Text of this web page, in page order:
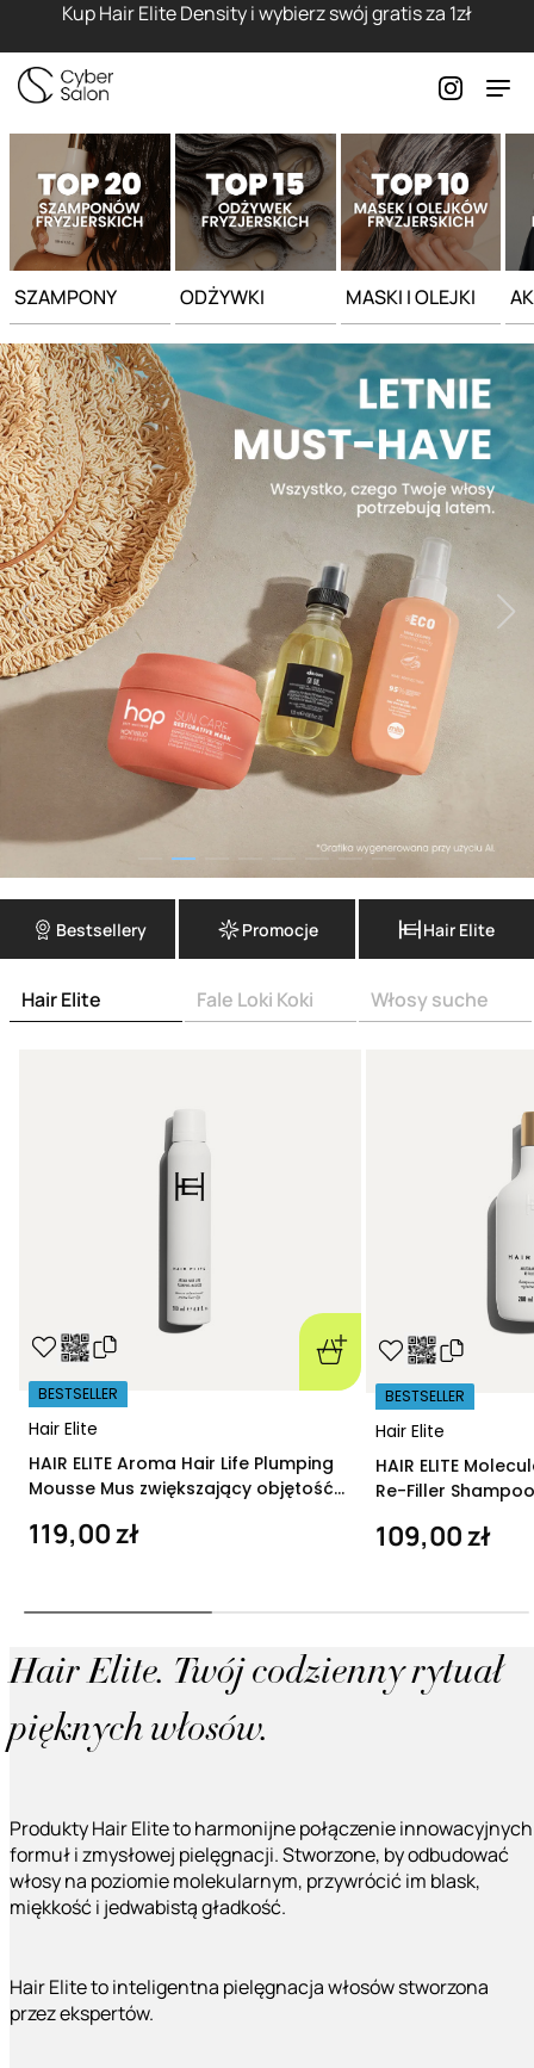
Kup Hair Elite Density i wybierz swój gratis za 1zł
SZAMPONY ODŻYWKI MASKI I OLEJKI
Bestsellery Promocje Hair Elite
Hair Elite Fale Loki Koki Włosy suche
Hair Elite
BESTSELLER
HAIR ELITE Aroma Hair Life Plumping
Mousse Mus zwiększający objętość
119,00 zł
Hair Elite
BESTSELLER
HAIR ELITE
Re-Filler
109,00 zł
Hair Elite. Twój codzienny rytuał
pięknych włosów.
Produkty Hair Elite to harmonijne połączenie innowacyjnych
formuł i zmysłowej pielęgnacji. Stworzone, by odbudować
włosy na poziomie molekularnym, przywrócić im blask,
miękkość i jedwabistą gładkość.
Hair Elite to inteligentna pielęgnacja włosów stworzona
przez ekspertów.
Strona główna - Cyber Salon